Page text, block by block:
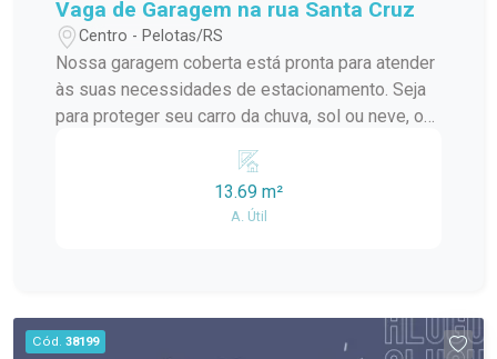
Vaga de Garagem na rua Santa Cruz
Centro - Pelotas/RS
Nossa garagem coberta está pronta para atender
às suas necessidades de estacionamento. Seja
para proteger seu carro da chuva, sol ou neve, ou
espaço reservado, nossa garagem oferece tudo
para obter mais detalhes sobre a locação desta
13.69 m²
A. Útil
Cód. 38199